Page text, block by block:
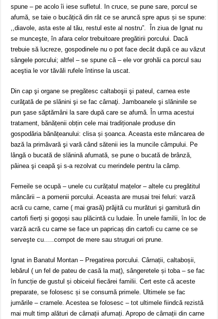
spune – pe acolo îi iese sufletul. In cruce, se pune sare, porcul se
afumă, se taie o bucățică din rât ce se aruncă spre apus și se spune:
,,diavole, asta este al tău, restul este al nostru”. În ziua de Ignat nu
se munceşte, în afara celor trebuitoare pregătirii porcului. Dacă
trebuie să lucreze, gospodinele nu o pot face decât după ce au văzut
sângele porcului; altfel – se spune că – ele vor grohăi ca porcul sau
aceştia le vor tăvăli rufele întinse la uscat.
Din cap şi organe se pregătesc caltaboşii şi pateul, carnea este
curăţată de pe slănini şi se fac cârnaţi. Jamboanele şi slăninile se
pun şase săptămâni la sare după care se afumă. În urma acestui
tratament, bănățenii obțin cele mai tradiționale produse din
gospodăria bănățeanului: clisa și șoanca. Aceasta este mâncarea de
bază la primăvară şi vară când sătenii ies la muncile câmpului. Pe
lângă o bucată de slănină afumată, se pune o bucată de brânză,
pâinea şi ceapă şi s-a rezolvat cu merindele pentru la câmp.
Femeile se ocupă – unele cu curățatul mațelor – altele cu pregătitul
mâncării – a pomenii porcului. Aceasta are musai trei feluri: varză
acră cu carne, carne ( mai grasă) prăjită cu murături şi garnitură din
cartofi fierți și gogoși sau plăcintă cu ludaie. În unele familii, în loc de
varză acră cu carne se face un papricaș din cartofi cu carne ce se
serveşte cu…..compot de mere sau struguri ori prune.
Ignat in Banatul Montan – Pregatirea porcului. Cârnații, caltaboșii,
lebărul ( un fel de pateu de casă la maț), sângeretele și toba – se fac
în funcție de gustul și obiceiul fiecărei familii. Cert este că aceste
preparate, se folosesc și se consumă primele. Ultimele se fac
jumările – cramele. Acestea se folosesc – tot ultimele fiindcă rezistă
mai mult timp alături de cârnații afumați. Apropo de cârnații din carne